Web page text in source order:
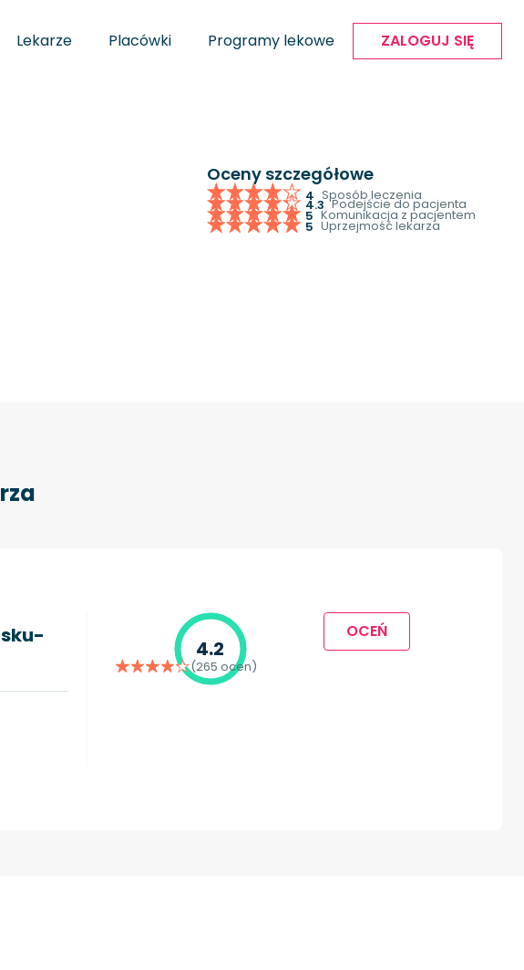
Lekarze Placówki Programy lekowe ZALOGUJ SIĘ
Oceny szczegółowe
4 Sposób leczenia
4.3 Podejście do pacjenta
5 Komunikacja z pacjentem
5 Uprzejmość lekarza
4.2
(265 ocen)
OCEŃ